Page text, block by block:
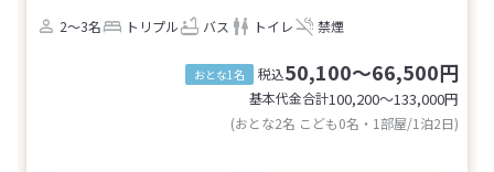
2～3名
トリプル バス トイレ 禁煙
おとな1名 税込50,100～66,500円
基本代金合計100,200〜133,000円
(おとな2名 こども0名・1部屋/1泊2日)